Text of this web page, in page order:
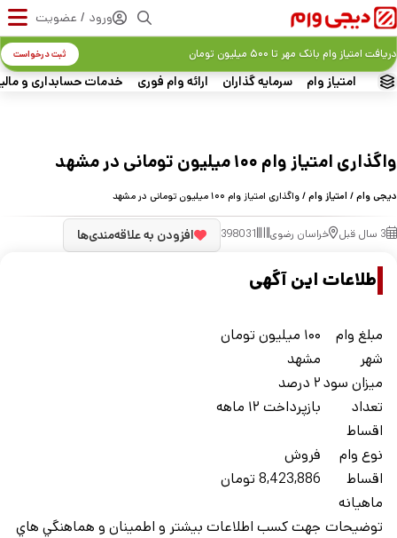
ورود / عضویت
امتیاز وام سرمایه گذاران ارائه وام فوری خدمات حسابداری و
دریافت امتیاز وام بانک مهر تا ۵۰۰ میلیون تومان ثبت درخواست
واگذاری امتیاز وام ۱۰۰ میلیون تومانی در مشهد
دیجی وام/ امتیاز وام/ واگذاری امتیاز وام ۱۰۰ میلیون تومانی در مشهد
3 سال قبل خراسان رضوی 398031 افزودن به علاقه‌مندی‌ها
اطلاعات این آگهی
مبلغ وام
۱۰۰ میلیون تومان
شهر
مشهد
ميزان سود۲ درصد
تعداد
اقساط
بازپرداخت ۱۲ ماهه
نوع وام
فروش
اقساط
ماهيانه
8,423,886 تومان
توضيحات جهت کسب اطلاعات بيشتر و اطمينان و هماهنگي هاي